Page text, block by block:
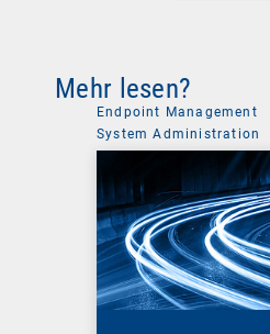
Mehr lesen?
Endpoint Management
System Administration